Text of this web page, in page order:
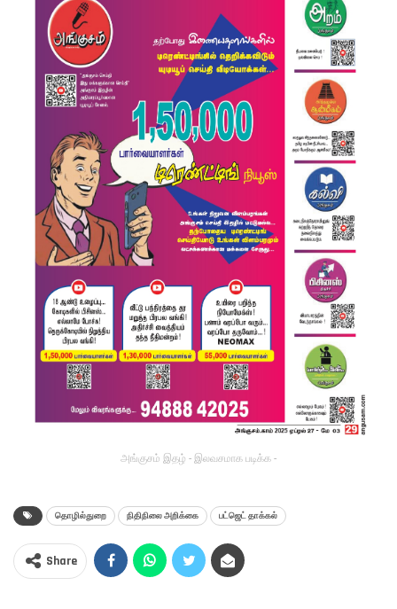
அங்குசம் இதழ் - இலவசமாக படிக்க -
தொழில்துறை நிதிநிலை அறிக்கை பட்ஜெட் தாக்கல்
Share